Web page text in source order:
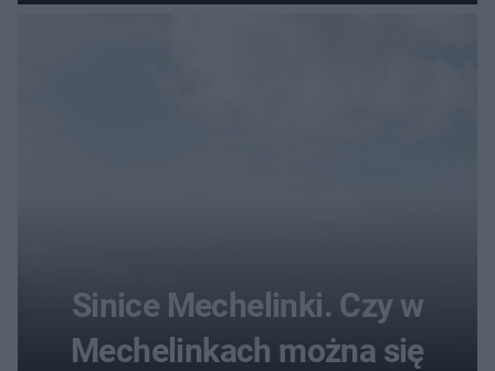
pogodowe
Sinice Mechelinki. Czy w
Mechelinkach można się